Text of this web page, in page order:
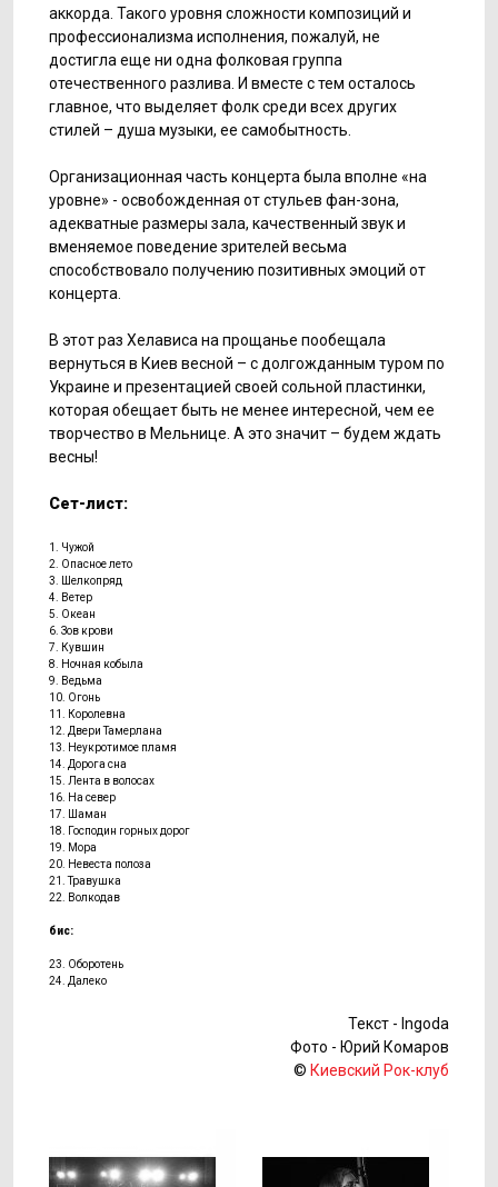
аккорда. Такого уровня сложности композиций и
профессионализма исполнения, пожалуй, не
достигла еще ни одна фолковая группа
отечественного разлива. И вместе с тем осталось
главное, что выделяет фолк среди всех других
стилей – душа музыки, ее самобытность.
Организационная часть концерта была вполне «на
уровне» - освобожденная от стульев фан-зона,
адекватные размеры зала, качественный звук и
вменяемое поведение зрителей весьма
способствовало получению позитивных эмоций от
концерта.
В этот раз Хелависа на прощанье пообещала
вернуться в Киев весной – с долгожданным туром по
Украине и презентацией своей сольной пластинки,
которая обещает быть не менее интересной, чем ее
творчество в Мельнице. А это значит – будем ждать
весны!
Сет-лист:
1. Чужой
2. Опасное лето
3. Шелкопряд
4. Ветер
5. Океан
6. Зов крови
7. Кувшин
8. Ночная кобыла
9. Ведьма
10. Огонь
11. Королевна
12. Двери Тамерлана
13. Неукротимое пламя
14. Дорога сна
15. Лента в волосах
16. На север
17. Шаман
18. Господин горных дорог
19. Мора
20. Невеста полоза
21. Травушка
22. Волкодав
бис:
23. Оборотень
24. Далеко
Текст - Ingoda
Фото - Юрий Комаров
© Киевский Рок-клуб